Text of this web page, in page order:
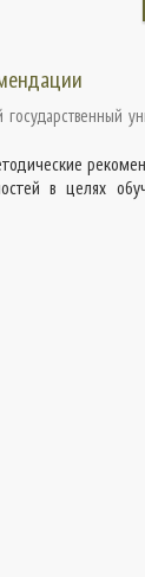
государственный
в целях